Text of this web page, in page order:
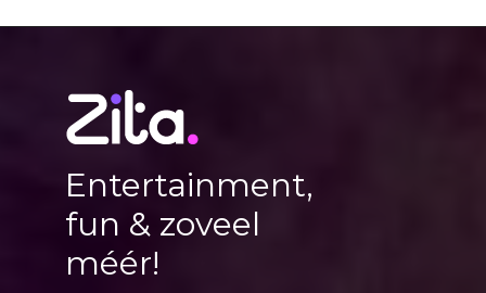
Entertainment,
fun & zoveel
méér!